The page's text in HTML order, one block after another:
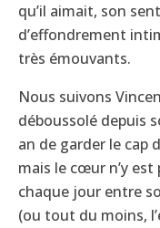
qu’il aimait, son
d’effondrement
très émouvants.
Nous suivons
déboussolé depuis
an de garder le cap
mais le cœur n’y est
chaque jour entre
(ou tout du moins,